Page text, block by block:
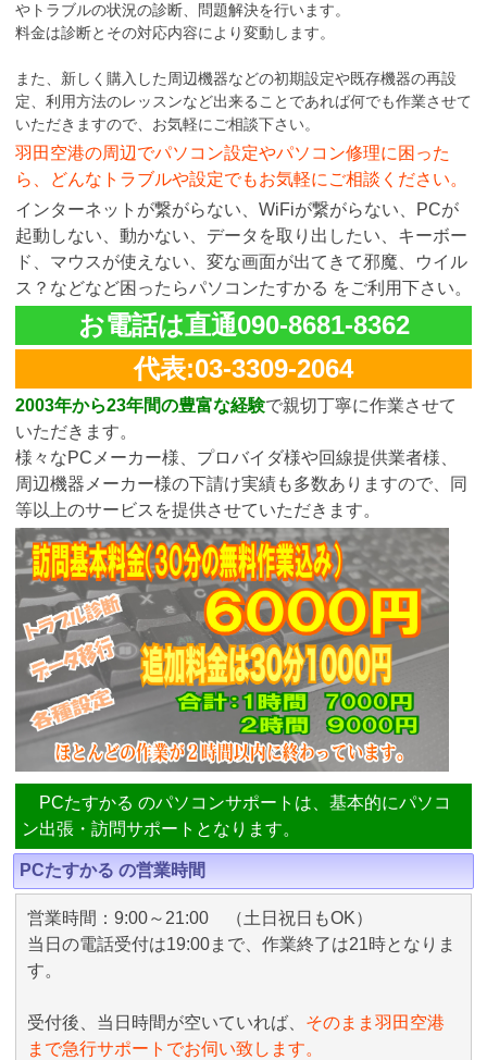
やトラブルの状況の診断、問題解決を行います。
料金は診断とその対応内容により変動します。
また、新しく購入した周辺機器などの初期設定や既存機器の再設
定、利用方法のレッスンなど出来ることであれば何でも作業させて
いただきますので、お気軽にご相談下さい。
羽田空港の周辺でパソコン設定やパソコン修理に困った
ら、どんなトラブルや設定でもお気軽にご相談ください。
インターネットが繋がらない、WiFiが繋がらない、PCが
起動しない、動かない、データを取り出したい、キーボー
ド、マウスが使えない、変な画面が出てきて邪魔、ウイル
ス？などなど困ったらパソコンたすかる をご利用下さい。
お電話は直通090-8681-8362
代表:03-3309-2064
2003年から23年間の豊富な経験で親切丁寧に作業させて
いただきます。
様々なPCメーカー様、プロバイダ様や回線提供業者様、
周辺機器メーカー様の下請け実績も多数ありますので、同
等以上のサービスを提供させていただきます。
PCたすかる のパソコンサポートは、基本的にパソコ
ン出張・訪問サポートとなります。
PCたすかる の営業時間
営業時間：9:00～21:00 （土日祝日もOK）
当日の電話受付は19:00まで、作業終了は21時となりま
す。
受付後、当日時間が空いていれば、 そのまま羽田空港
まで急行サポートでお伺い致します。